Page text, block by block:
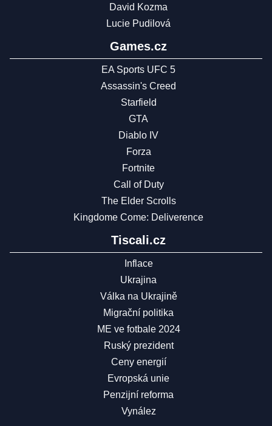
David Kozma
Lucie Pudilová
Games.cz
EA Sports UFC 5
Assassin's Creed
Starfield
GTA
Diablo IV
Forza
Fortnite
Call of Duty
The Elder Scrolls
Kingdome Come: Deliverence
Tiscali.cz
Inflace
Ukrajina
Válka na Ukrajině
Migrační politika
ME ve fotbale 2024
Ruský prezident
Ceny energií
Evropská unie
Penzijní reforma
Vynález